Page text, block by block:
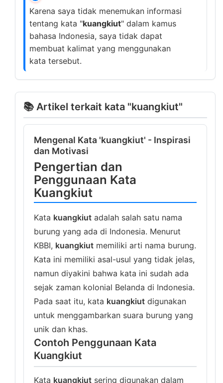
Karena saya tidak menemukan informasi
tentang kata "kuangkiut" dalam kamus
bahasa Indonesia, saya tidak dapat
membuat kalimat yang menggunakan
kata tersebut.
📚 Artikel terkait kata "kuangkiut"
Mengenal Kata 'kuangkiut' - Inspirasi
dan Motivasi
Pengertian dan
Penggunaan Kata
Kuangkiut
Kata kuangkiut adalah salah satu nama
burung yang ada di Indonesia. Menurut
KBBI, kuangkiut memiliki arti nama burung.
Kata ini memiliki asal-usul yang tidak jelas,
namun diyakini bahwa kata ini sudah ada
sejak zaman kolonial Belanda di Indonesia.
Pada saat itu, kata kuangkiut digunakan
untuk menggambarkan suara burung yang
unik dan khas.
Contoh Penggunaan Kata
Kuangkiut
Kata kuangkiut sering digunakan dalam